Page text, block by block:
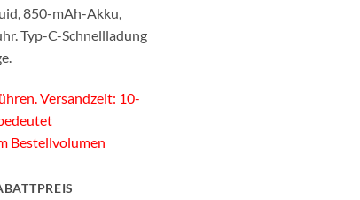
850-mAh-Akku,
Typ-C-Schnellladung
Versandzeit: 10-
Bestellvolumen